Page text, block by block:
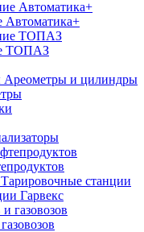
Автоматика+
ТОПАЗ
Ареометры и цилиндры
Тарировочные станции
Гарвекс